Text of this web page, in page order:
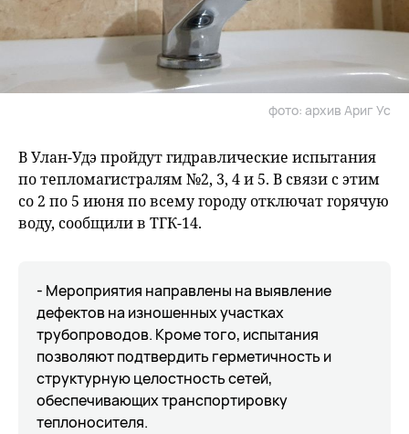
фото: архив Ариг Ус
В Улан-Удэ пройдут гидравлические испытания
по тепломагистралям №2, 3, 4 и 5. В связи с этим
со 2 по 5 июня по всему городу отключат горячую
воду, сообщили в ТГК-14.
- Мероприятия направлены на выявление
дефектов на изношенных участках
трубопроводов. Кроме того, испытания
позволяют подтвердить герметичность и
структурную целостность сетей,
обеспечивающих транспортировку
теплоносителя.